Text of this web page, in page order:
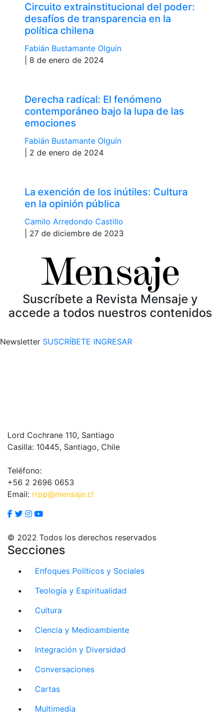
Circuito extrainstitucional del poder:
desafíos de transparencia en la
política chilena
Fabián Bustamante Olguín
| 8 de enero de 2024
Derecha radical: El fenómeno
contemporáneo bajo la lupa de las
emociones
Fabián Bustamante Olguín
| 2 de enero de 2024
La exención de los inútiles: Cultura
en la opinión pública
Camilo Arredondo Castillo
| 27 de diciembre de 2023
Suscríbete a Revista Mensaje y
accede a todos nuestros contenidos
Newsletter SUSCRÍBETE INGRESAR
Lord Cochrane 110, Santiago
Casilla: 10445, Santiago, Chile
Teléfono:
+56 2 2696 0653
Email: rrpp@mensaje.cl
© 2022 Todos los derechos reservados
Secciones
Enfoques Políticos y Sociales
Teología y Espiritualidad
Cultura
Ciencia y Medioambiente
Integración y Diversidad
Conversaciones
Cartas
Multimedia